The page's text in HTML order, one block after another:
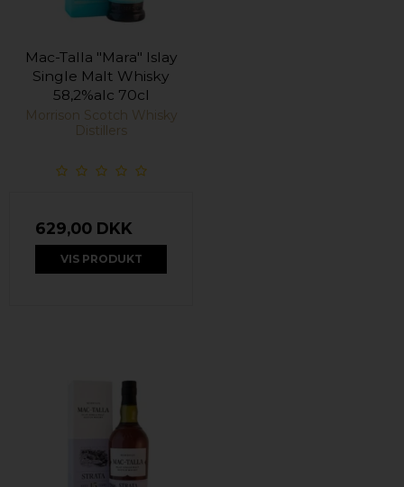
Mac-Talla "Mara" Islay
Single Malt Whisky
58,2%alc 70cl
Morrison Scotch Whisky
Distillers
629,00 DKK
VIS PRODUKT